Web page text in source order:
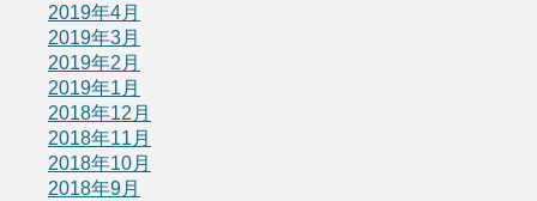
2019年4月
2019年3月
2019年2月
2019年1月
2018年12月
2018年11月
2018年10月
2018年9月